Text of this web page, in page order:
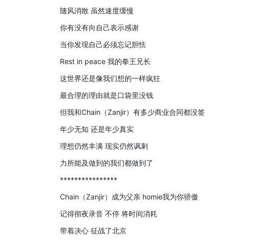
随风消散 虽然速度缓慢
你有没有向自己表示感谢
当你发现自己必须忘记胆怯
Rest in peace 我的拳王兄长
这世界还是像我们想的一样疯狂
最合理的理由就是口袋里没钱
但我和Chain（Zanjir）有多少商业合同都没签
年少无知 还是年少真实
理想仍然丰满 现实仍然讽刺
力所能及做到的我们都做到了
****************
Chain（Zanjir）成为父亲 homie我为你骄傲
记得彻夜录音 不停 将时间消耗
带着决心 征战了北京